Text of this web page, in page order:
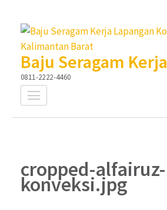
ke
konten
(Tekan
Enter)
Baju Seragam Kerja
0811-2222-4460
cropped-alfairuz-
konveksi.jpg